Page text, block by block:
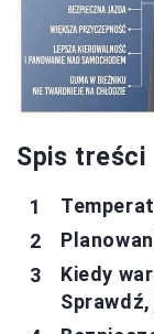
Spis treści
Kiedy